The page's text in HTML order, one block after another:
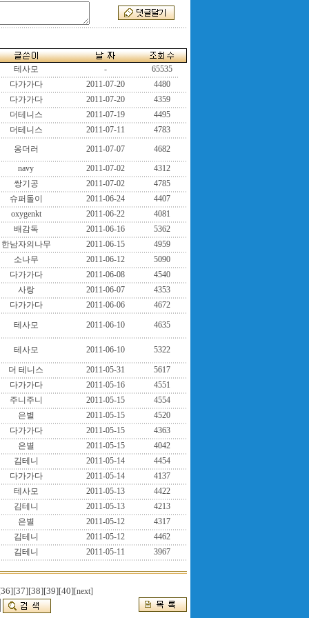
테사모 -
65535
다가가다
2011-07-20
4480
다가가다
2011-07-20
4359
더테니스
2011-07-19
4495
더테니스
2011-07-11
4783
옹더러
2011-07-07
4682
navy
2011-07-02
4312
쌍기공
2011-07-02
4785
슈퍼돌이
2011-06-24
4407
oxygenkt
2011-06-22
4081
배감독
2011-06-16
5362
한남자의나무
2011-06-15
4959
소나무
2011-06-12
5090
다가가다
2011-06-08
4540
사랑
2011-06-07
4353
다가가다
2011-06-06 4672
테사모 2011-06-10 4635
테사모 2011-06-10 5322
더 테니스 2011-05-31
5617
다가가다
2011-05-16
4551
주니주니
2011-05-15
4554
은별
2011-05-15
4520
다가가다
2011-05-15
4363
은별
2011-05-15
4042
김테니
2011-05-14
4454
다가가다
2011-05-14
4137
테사모
2011-05-13
4422
김테니
2011-05-13
4213
은별
2011-05-12
4317
김테니
2011-05-12
4462
김테니
2011-05-11 3967
[37][38][39][40][next]